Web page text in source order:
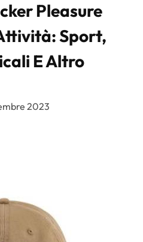
Pleasure
Sport,
E Altro
2023